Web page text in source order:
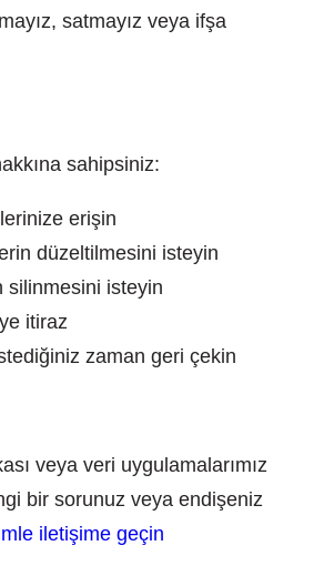
satmayız veya ifşa
sahipsiniz:
erişin
düzeltilmesini isteyin
silinmesini isteyin
itiraz
zaman geri çekin
veya veri uygulamalarımız
bir sorunuz veya endişeniz
iletişime geçin